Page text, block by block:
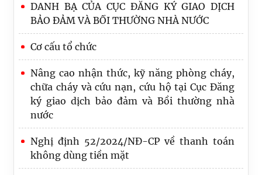
DANH BẠ CỦA CỤC ĐĂNG KÝ GIAO DỊCH
BẢO ĐẢM VÀ BỒI THƯỜNG NHÀ NƯỚC
Cơ cấu tổ chức
Nâng cao nhận thức, kỹ năng phòng cháy,
chữa cháy và cứu nạn, cứu hộ tại Cục Đăng
ký giao dịch bảo đảm và Bồi thường nhà
nước
Nghị định 52/2024/NĐ-CP về thanh toán
không dùng tiền mặt
Quốc hội thảo luận ở tổ về dự án Luật sửa
đổi, bổ sung một số điều của Luật Trách
nhiệm bồi thường của Nhà nước
Đoàn kiểm tra của Bộ Tư pháp làm việc tại
Hưng Yên về công tác đăng ký biện pháp